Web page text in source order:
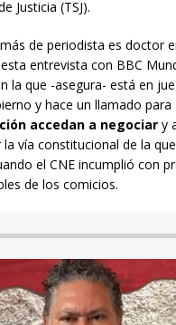
Justicia (TSJ).
de periodista es doctor
entrevista con BBC
la que -asegura- está en
y hace un llamado para
accedan a negociar y
vía constitucional de la
el CNE incumplió con
de los comicios.